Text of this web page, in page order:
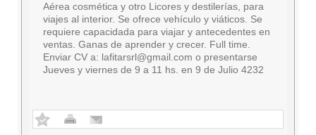
Aérea cosmética y otro Licores y destilerías, para
viajes al interior. Se ofrece vehículo y viáticos. Se
requiere capacidada para viajar y antecedentes en
ventas. Ganas de aprender y crecer. Full time.
Enviar CV a: lafitarsrl@gmail.com o presentarse
Jueves y viernes de 9 a 11 hs. en 9 de Julio 4232